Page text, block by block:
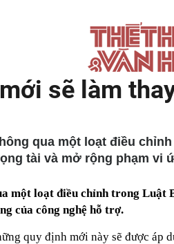
sẽ làm
qua một loạt điều
tài và mở rộng phạm vi
một loạt điều chỉnh trong
của công nghệ hỗ trợ.
quy định mới này sẽ được